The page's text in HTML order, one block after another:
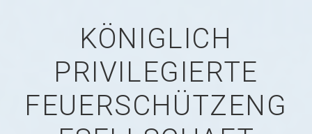
KÖNIGLICH
PRIVILEGIERTE
FEUERSCHÜTZENG